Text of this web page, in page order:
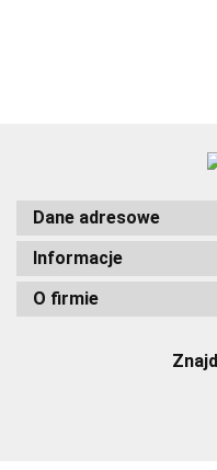
Dane adresowe
Informacje
O firmie